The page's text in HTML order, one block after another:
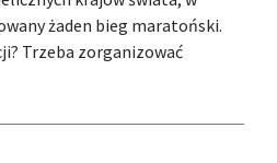
żaden bieg maratoński.
Trzeba zorganizować